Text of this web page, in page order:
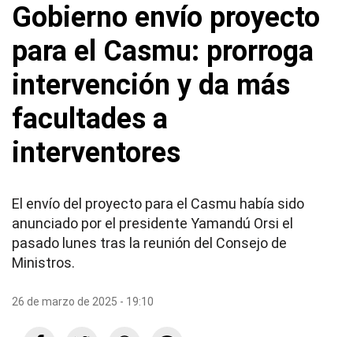
Gobierno envío proyecto
para el Casmu: prorroga
intervención y da más
facultades a
interventores
El envío del proyecto para el Casmu había sido
anunciado por el presidente Yamandú Orsi el
pasado lunes tras la reunión del Consejo de
Ministros.
26 de marzo de 2025 - 19:10